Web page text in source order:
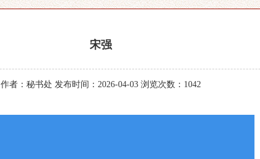
宋强
作者：秘书处 发布时间：2026-04-03 浏览次数：1042